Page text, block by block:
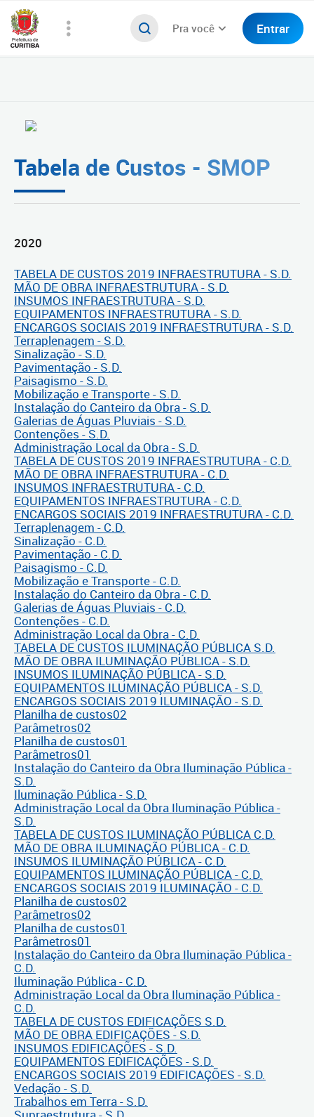
Pra você Entrar
Tabela de Custos - SMOP
2020
TABELA DE CUSTOS 2019 INFRAESTRUTURA - S.D.
MÃO DE OBRA INFRAESTRUTURA - S.D.
INSUMOS INFRAESTRUTURA - S.D.
EQUIPAMENTOS INFRAESTRUTURA - S.D.
ENCARGOS SOCIAIS 2019 INFRAESTRUTURA - S.D.
Terraplenagem - S.D.
Sinalização - S.D.
Pavimentação - S.D.
Paisagismo - S.D.
Mobilização e Transporte - S.D.
Instalação do Canteiro da Obra - S.D.
Galerias de Águas Pluviais - S.D.
Contenções - S.D.
Administração Local da Obra - S.D.
TABELA DE CUSTOS 2019 INFRAESTRUTURA - C.D.
MÃO DE OBRA INFRAESTRUTURA - C.D.
INSUMOS INFRAESTRUTURA - C.D.
EQUIPAMENTOS INFRAESTRUTURA - C.D.
ENCARGOS SOCIAIS 2019 INFRAESTRUTURA - C.D.
Terraplenagem - C.D.
Sinalização - C.D.
Pavimentação - C.D.
Paisagismo - C.D.
Mobilização e Transporte - C.D.
Instalação do Canteiro da Obra - C.D.
Galerias de Águas Pluviais - C.D.
Contenções - C.D.
Administração Local da Obra - C.D.
TABELA DE CUSTOS ILUMINAÇÃO PÚBLICA S.D.
MÃO DE OBRA ILUMINAÇÃO PÚBLICA - S.D.
INSUMOS ILUMINAÇÃO PÚBLICA - S.D.
EQUIPAMENTOS ILUMINAÇÃO PÚBLICA - S.D.
ENCARGOS SOCIAIS 2019 ILUMINAÇÃO - S.D.
Planilha de custos02
Parâmetros02
Planilha de custos01
Parâmetros01
Instalação do Canteiro da Obra Iluminação Pública -
S.D.
Iluminação Pública - S.D.
Administração Local da Obra Iluminação Pública -
S.D.
TABELA DE CUSTOS ILUMINAÇÃO PÚBLICA C.D.
MÃO DE OBRA ILUMINAÇÃO PÚBLICA - C.D.
INSUMOS ILUMINAÇÃO PÚBLICA - C.D.
EQUIPAMENTOS ILUMINAÇÃO PÚBLICA - C.D.
ENCARGOS SOCIAIS 2019 ILUMINAÇÃO - C.D.
Planilha de custos02
Parâmetros02
Planilha de custos01
Parâmetros01
Instalação do Canteiro da Obra Iluminação Pública -
C.D.
Iluminação Pública - C.D.
Administração Local da Obra Iluminação Pública -
C.D.
TABELA DE CUSTOS EDIFICAÇÕES S.D.
MÃO DE OBRA EDIFICAÇÕES - S.D.
INSUMOS EDIFICAÇÕES - S.D.
EQUIPAMENTOS EDIFICAÇÕES - S.D.
ENCARGOS SOCIAIS 2019 EDIFICAÇÕES - S.D.
Vedação - S.D.
Trabalhos em Terra - S.D.